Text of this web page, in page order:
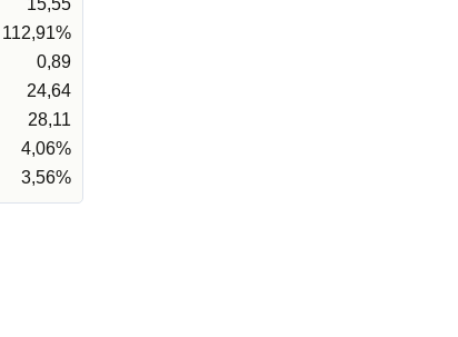
15,55
112,91%
0,89
24,64
28,11
4,06%
3,56%